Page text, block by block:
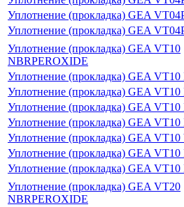
Уплотнение (прокладка) GEA
Уплотнение (прокладка) GEA
Уплотнение (прокладка) GEA VT10
NBRPEROXIDE
Уплотнение (прокладка) GEA VT10
Уплотнение (прокладка) GEA VT10
Уплотнение (прокладка) GEA
Уплотнение (прокладка) GEA
Уплотнение (прокладка) GEA
Уплотнение (прокладка) GEA
Уплотнение (прокладка) GEA
Уплотнение (прокладка) GEA VT20
NBRPEROXIDE